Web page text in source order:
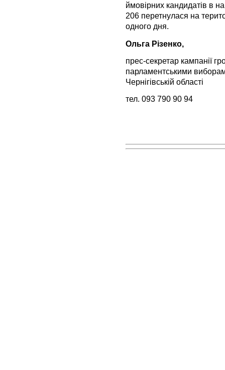
ймовірних кандидатів в
206 перетнулася на
одного дня.
Ольга Різенко,
прес-секретар кампанії
парламентськими
Чернігівській області
тел. 093 790 90 94